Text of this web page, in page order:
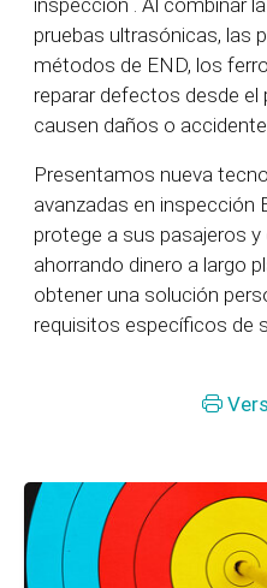
pruebas ultrasónicas, las
métodos de END, los
reparar defectos desde el
causen daños o
Presentamos nueva
avanzadas en inspección
protege a sus pasajeros
ahorrando dinero a largo
obtener una solución
requisitos específicos de